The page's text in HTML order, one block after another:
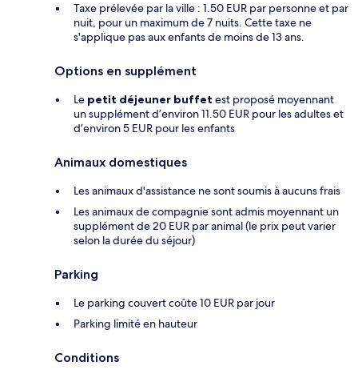
Taxe prélevée par la ville : 1.50 EUR par personne et par
nuit, pour un maximum de 7 nuits. Cette taxe ne
s'applique pas aux enfants de moins de 13 ans.
Options en supplément
Le petit déjeuner buffet est proposé moyennant
un supplément d’environ 11.50 EUR pour les adultes et
d’environ 5 EUR pour les enfants
Animaux domestiques
Les animaux d'assistance ne sont soumis à aucuns frais
Les animaux de compagnie sont admis moyennant un
supplément de 20 EUR par animal (le prix peut varier
selon la durée du séjour)
Parking
Le parking couvert coûte 10 EUR par jour
Parking limité en hauteur
Conditions